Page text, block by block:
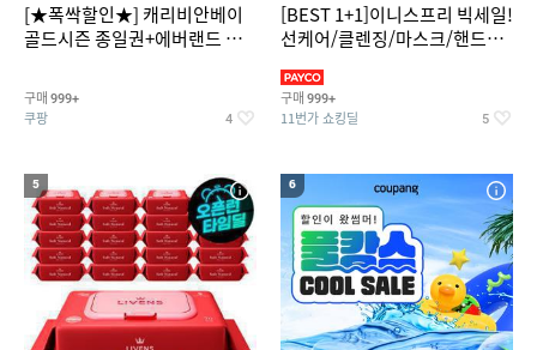
[★폭싹할인★] 캐리비안베이
골드시즌 종일권+에버랜드 오
구매 999+
쿠팡 4
[BEST 1+1]이니스프리 빅세일!
선케어/클렌징/마스크/핸드크
구매 999+
11번가 쇼킹딜 5
5 6